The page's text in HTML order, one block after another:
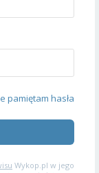
pamiętam hasła
Wykop.pl w jego